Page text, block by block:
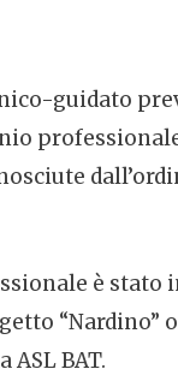
guidato
è
“Nardino”
BAT.